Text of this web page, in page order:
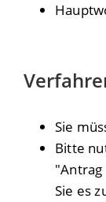
Sie
Bitte
Sie es